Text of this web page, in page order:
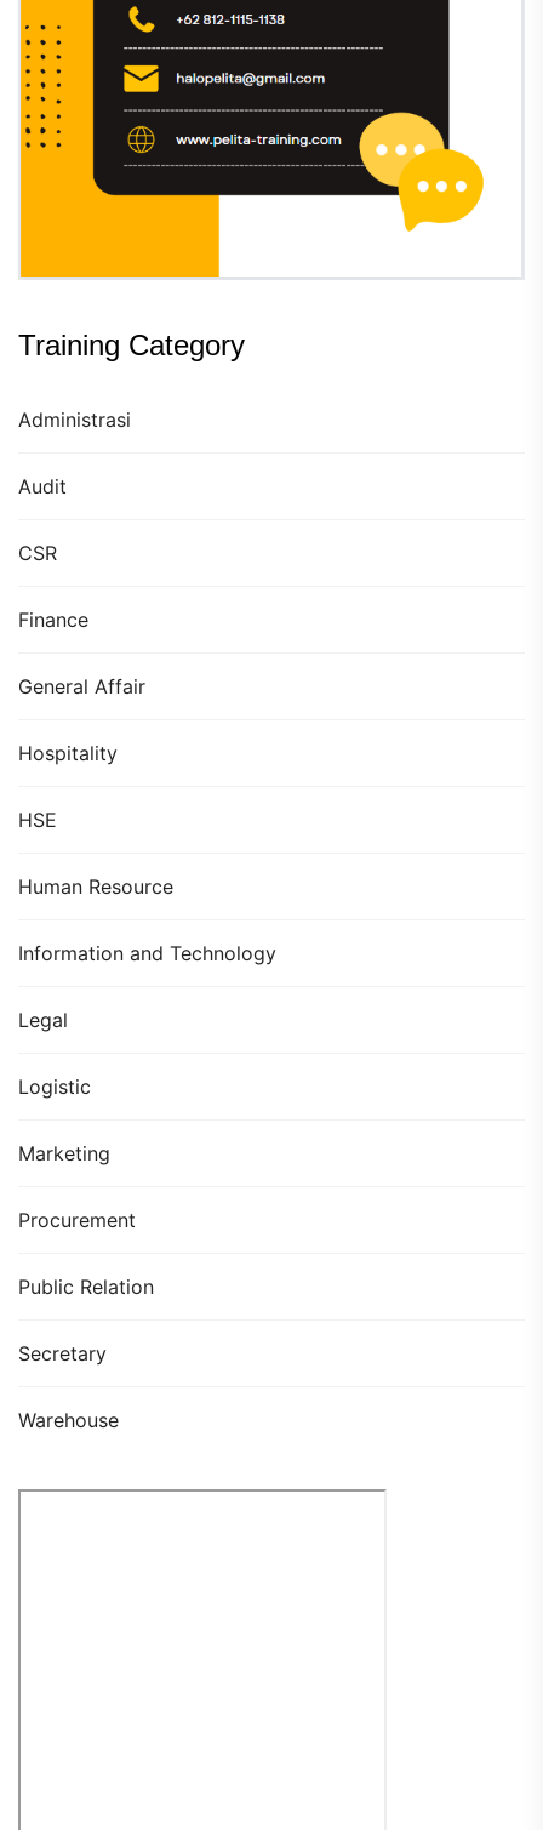
Training Category
Administrasi
Audit
CSR
Finance
General Affair
Hospitality
HSE
Human Resource
Information and Technology
Legal
Logistic
Marketing
Procurement
Public Relation
Secretary
Warehouse